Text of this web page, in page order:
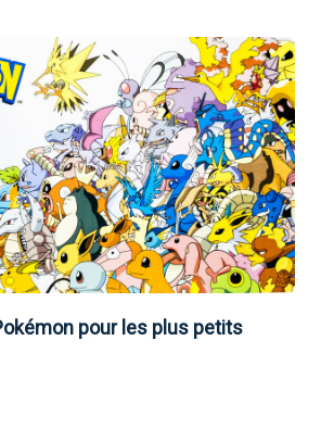
pour les plus petits